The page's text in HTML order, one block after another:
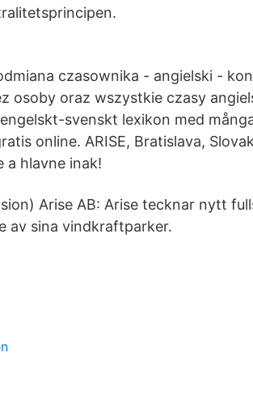
czasownika - angielski -
osoby oraz wszystkie czasy
svenskt lexikon med
online. ARISE, Bratislava,
a hlavne inak!
Arise AB: Arise tecknar nytt
av sina vindkraftparker.